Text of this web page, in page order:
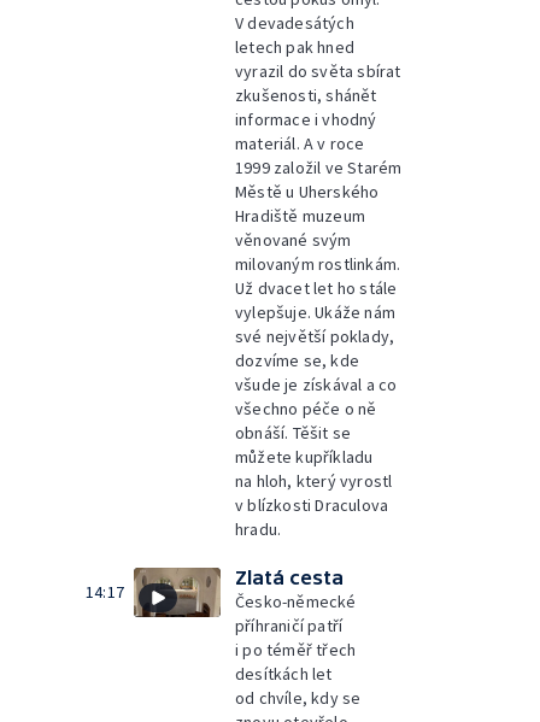
V devadesátých
letech pak hned
vyrazil do světa sbírat
zkušenosti, shánět
informace i vhodný
materiál. A v roce
1999 založil ve Starém
Městě u Uherského
Hradiště muzeum
věnované svým
milovaným rostlinkám.
Už dvacet let ho stále
vylepšuje. Ukáže nám
své největší poklady,
dozvíme se, kde
všude je získával a co
všechno péče o ně
obnáší. Těšit se
můžete kupříkladu
na hloh, který vyrostl
v blízkosti Draculova
hradu.
14:17
Zlatá cesta
Česko-německé
příhraničí patří
i po téměř třech
desítkách let
od chvíle, kdy se